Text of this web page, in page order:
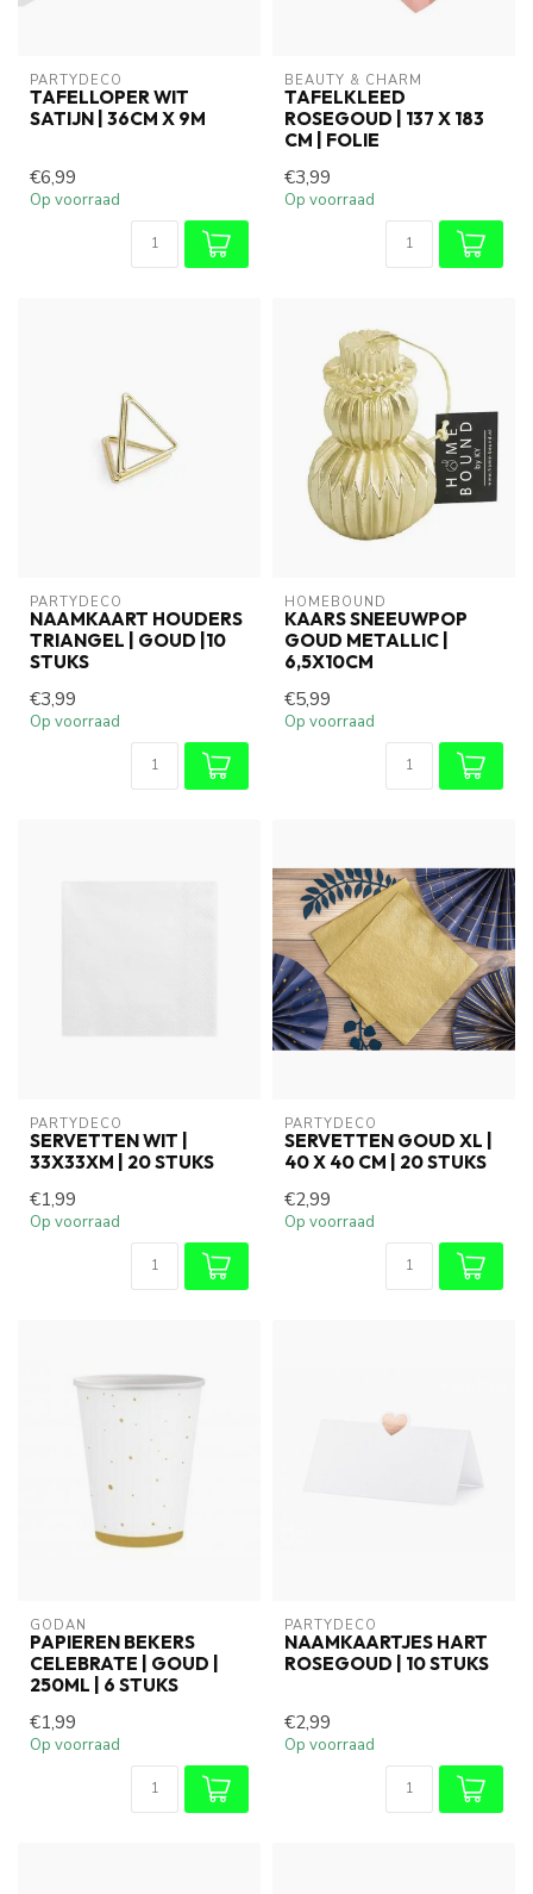
PARTYDECO
TAFELLOPER WIT
SATIJN | 36CM X 9M
€6,99
Op voorraad
BEAUTY & CHARM
TAFELKLEED
ROSEGOUD | 137 X 183
CM | FOLIE
€3,99
Op voorraad
PARTYDECO
NAAMKAART HOUDERS
TRIANGEL | GOUD |10
STUKS
€3,99
Op voorraad
HOMEBOUND
KAARS SNEEUWPOP
GOUD METALLIC |
6,5X10CM
€5,99
Op voorraad
PARTYDECO
SERVETTEN WIT |
33X33XM | 20 STUKS
€1,99
Op voorraad
PARTYDECO
SERVETTEN GOUD XL |
40 X 40 CM | 20 STUKS
€2,99
Op voorraad
GODAN
PAPIEREN BEKERS
CELEBRATE | GOUD |
250ML | 6 STUKS
€1,99
Op voorraad
PARTYDECO
NAAMKAARTJES HART
ROSEGOUD | 10 STUKS
€2,99
Op voorraad